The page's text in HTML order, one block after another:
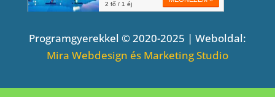
Programgyerekkel © 2020-2025 | Weboldal:
Mira Webdesign és Marketing Studio